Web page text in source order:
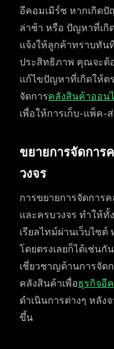
อีคอมเมิร์ซ หากเกิด
ล่าช้า หรือ ปัญหาที่เกิ
แจ้งให้ลูกค้าทราบทัน
ประสิทธิภาพ คุณจะต้
แก้ไขปัญหาที่เกิดให้ต
จัดการคลังสินค้าออน
เพื่อให้การเก็บ-แพ็ค-
ขยายการจัดการ
วงจร
การขยายการจัดการ
และครบวงจร ทำให้
เรียลไทม์ผ่านเว็บไซ
โดยตรงเลยก็ได้เช่น
เชี่ยวชาญด้านการจัด
คลังสินค้าเพื่อธุรกิจอี
ดำเนินการต่างๆ หลัง
ขึ้น